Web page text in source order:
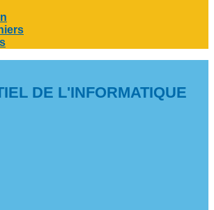
DE L'INFORMATIQUE